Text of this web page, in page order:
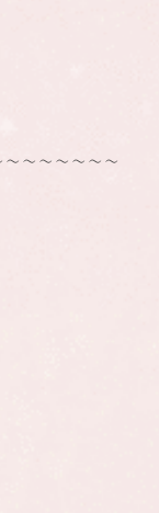
～～～～～～～